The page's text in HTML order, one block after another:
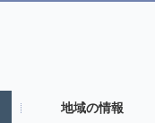
地域の情報